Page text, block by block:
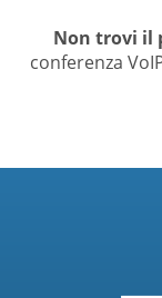
Non trovi il
conferenza